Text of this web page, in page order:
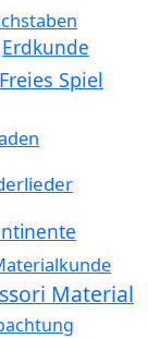
Erdkunde
Freies Spiel
Material